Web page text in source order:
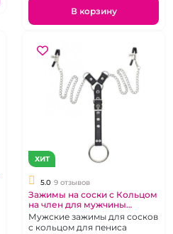
В корзину
ХИТ
5.0 9 отзывов
Зажимы на соски с Кольцом
на член для мужчины
"Никому тебя не отдам"
Мужские зажимы для сосков
с кольцом для пениса